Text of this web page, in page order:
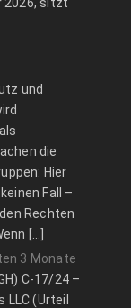
und
die
Hier
Fall –
Rechten
[…]
3 Monate
C‑17/24 –
(Urteil